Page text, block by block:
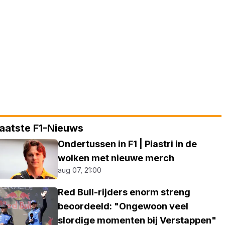
F1-Nieuws
Ondertussen in F1 | Piastri in de
wolken met nieuwe merch
aug 07, 21:00
Red Bull-rijders enorm streng
beoordeeld: "Ongewoon veel
slordige momenten bij Verstappen"